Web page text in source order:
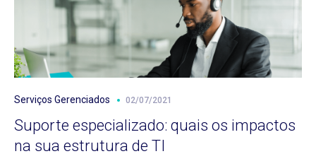
Serviços Gerenciados 02/07/2021
Suporte especializado: quais os impactos
na sua estrutura de TI